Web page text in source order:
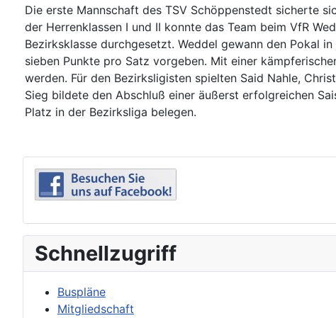
Die erste Mannschaft des TSV Schöppenstedt sicherte
der Herrenklassen I und II konnte das Team beim VfR
Bezirksklasse durchgesetzt. Weddel gewann den Pokal
sieben Punkte pro Satz vorgeben. Mit einer
werden. Für den Bezirksligisten spielten Said Nahle,
Sieg bildete den Abschluß einer äußerst erfolgreichen
Platz in der Bezirksliga belegen.
Schnellzugriff
Buspläne
Mitgliedschaft